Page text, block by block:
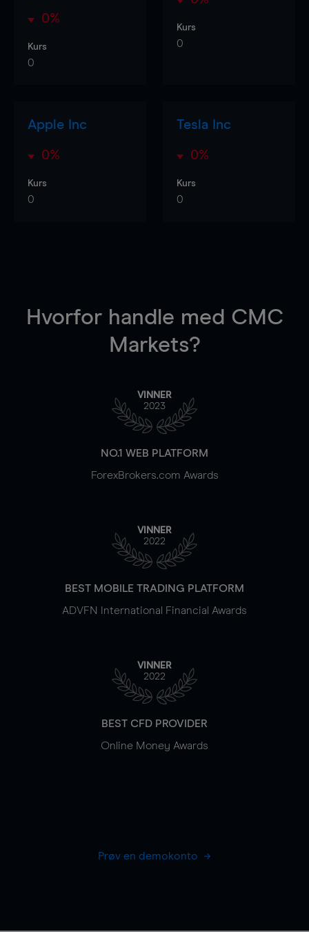
0%
Kurs
0
Kurs
0
Apple Inc
0%
Kurs
0
Tesla Inc
0%
Kurs
0
Hvorfor handle med CMC
Markets?
VINNER
2023
NO.1 WEB PLATFORM
ForexBrokers.com Awards
VINNER
2022
BEST MOBILE TRADING PLATFORM
ADVFN International Financial Awards
VINNER
2022
BEST CFD PROVIDER
Online Money Awards
Prøv en demokonto